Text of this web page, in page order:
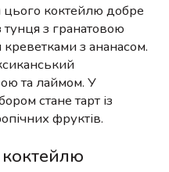
цього коктейлю добре
з гранатовою
з ананасом.
та лаймом. У
стане тарт із
фруктів.
коктейлю